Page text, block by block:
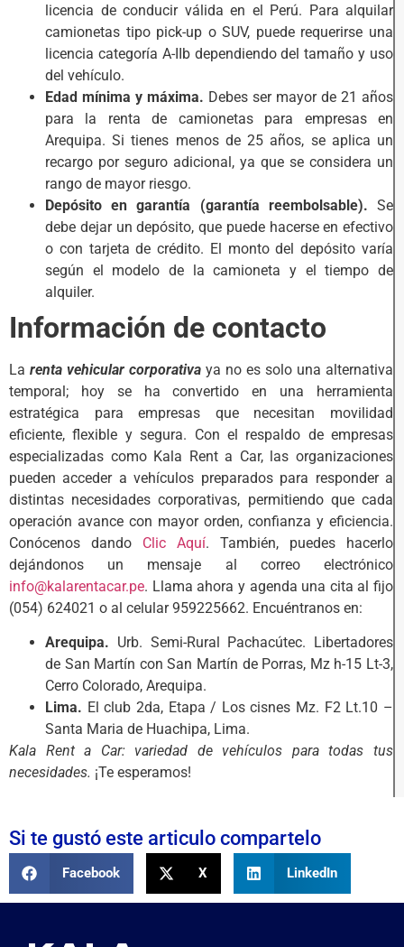
licencia de conducir válida en el Perú. Para alquilar
camionetas tipo pick-up o SUV, puede requerirse una
licencia categoría A-IIb dependiendo del tamaño y uso
del vehículo.
Edad mínima y máxima. Debes ser mayor de 21 años
para la renta de camionetas para empresas en
Arequipa. Si tienes menos de 25 años, se aplica un
recargo por seguro adicional, ya que se considera un
rango de mayor riesgo.
Depósito en garantía (garantía reembolsable). Se
debe dejar un depósito, que puede hacerse en efectivo
o con tarjeta de crédito. El monto del depósito varía
según el modelo de la camioneta y el tiempo de
alquiler.
Información de contacto
La renta vehicular corporativa ya no es solo una alternativa
temporal; hoy se ha convertido en una herramienta
estratégica para empresas que necesitan movilidad
eficiente, flexible y segura. Con el respaldo de empresas
especializadas como Kala Rent a Car, las organizaciones
pueden acceder a vehículos preparados para responder a
distintas necesidades corporativas, permitiendo que cada
operación avance con mayor orden, confianza y eficiencia.
Conócenos dando Clic Aquí. También, puedes hacerlo
dejándonos un mensaje al correo electrónico
info@kalarentacar.pe. Llama ahora y agenda una cita al fijo
(054) 624021 o al celular 959225662. Encuéntranos en:
Arequipa. Urb. Semi-Rural Pachacútec. Libertadores
de San Martín con San Martín de Porras, Mz h-15 Lt-3,
Cerro Colorado, Arequipa.
Lima. El club 2da, Etapa / Los cisnes Mz. F2 Lt.10 –
Santa Maria de Huachipa, Lima.
Kala Rent a Car: variedad de vehículos para todas tus
necesidades. ¡Te esperamos!
Si te gustó este articulo compartelo
Facebook X LinkedIn